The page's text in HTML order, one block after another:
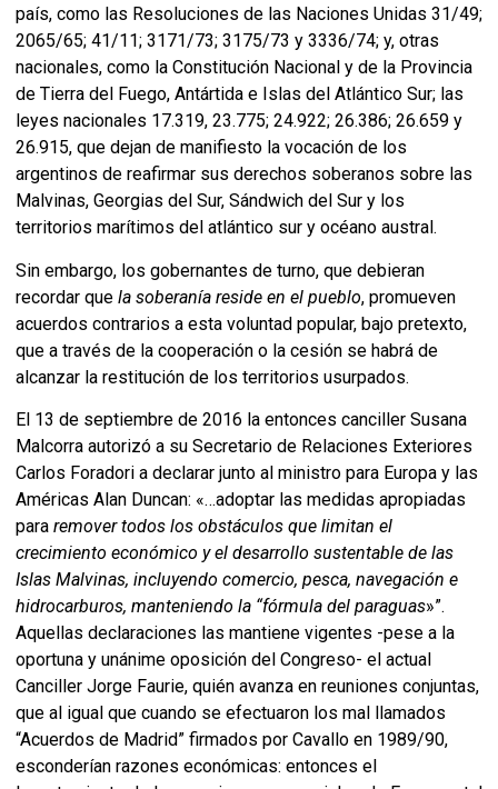
país, como las Resoluciones de las Naciones Unidas 31/49;
2065/65; 41/11; 3171/73; 3175/73 y 3336/74; y, otras
nacionales, como la Constitución Nacional y de la Provincia
de Tierra del Fuego, Antártida e Islas del Atlántico Sur; las
leyes nacionales 17.319, 23.775; 24.922; 26.386; 26.659 y
26.915, que dejan de manifiesto la vocación de los
argentinos de reafirmar sus derechos soberanos sobre las
Malvinas, Georgias del Sur, Sándwich del Sur y los
territorios marítimos del atlántico sur y océano austral.
Sin embargo, los gobernantes de turno, que debieran
recordar que la soberanía reside en el pueblo, promueven
acuerdos contrarios a esta voluntad popular, bajo pretexto,
que a través de la cooperación o la cesión se habrá de
alcanzar la restitución de los territorios usurpados.
El 13 de septiembre de 2016 la entonces canciller Susana
Malcorra autorizó a su Secretario de Relaciones Exteriores
Carlos Foradori a declarar junto al ministro para Europa y las
Américas Alan Duncan: «…adoptar las medidas apropiadas
para remover todos los obstáculos que limitan el
crecimiento económico y el desarrollo sustentable de las
Islas Malvinas, incluyendo comercio, pesca, navegación e
hidrocarburos, manteniendo la “fórmula del paraguas»”.
Aquellas declaraciones las mantiene vigentes -pese a la
oportuna y unánime oposición del Congreso- el actual
Canciller Jorge Faurie, quién avanza en reuniones conjuntas,
que al igual que cuando se efectuaron los mal llamados
“Acuerdos de Madrid” firmados por Cavallo en 1989/90,
esconderían razones económicas: entonces el